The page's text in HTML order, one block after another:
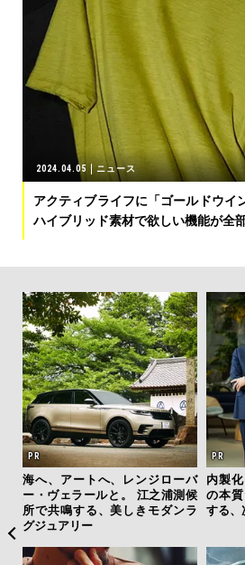
2024.04.05 ニュース
アクティブライフに「ゴールドウイ
ハイブリッド素材で欲しい機能が全
海へ、アートへ、レンジローバ
ー・ヴェラールと。 江之浦測候
所で共鳴する、美しきモダンラ
グジュアリー
内製
の本
する、